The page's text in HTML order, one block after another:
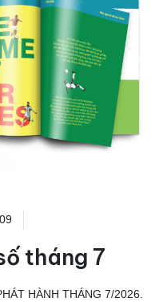
tháng 7
HÀNH THÁNG 7/2026.